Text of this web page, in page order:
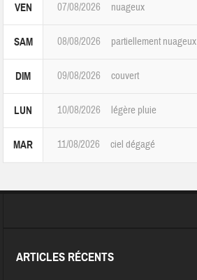
VEN 07/08/2026 nuageux
SAM 08/08/2026 partiellement nuageux
DIM 09/08/2026 couvert
LUN 10/08/2026 légère pluie
MAR 11/08/2026 ciel dégagé
ARTICLES RÉCENTS